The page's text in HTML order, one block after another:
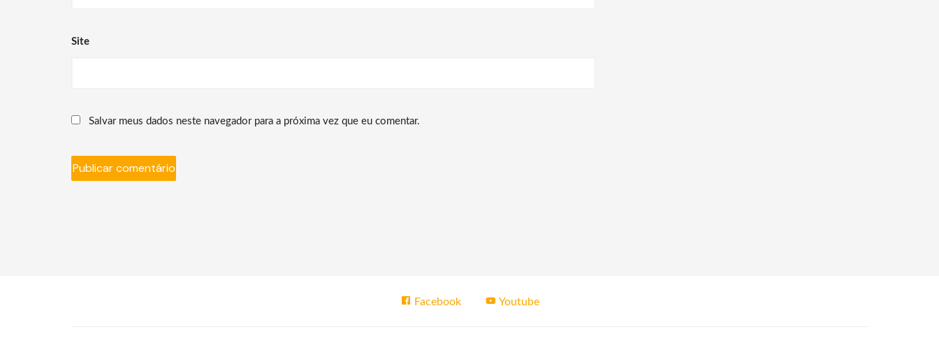
Site
Salvar meus dados neste navegador para a próxima vez que eu comentar.
Facebook Youtube